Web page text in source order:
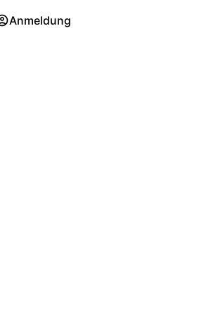
Anmeldung